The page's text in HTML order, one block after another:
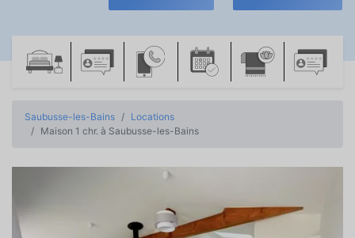
Saubusse-les-Bains
Locations
Maison 1 chr. à Saubusse-les-Bains